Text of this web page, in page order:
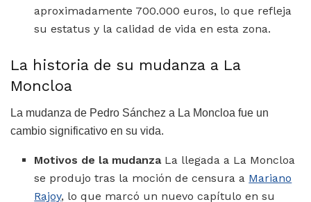
aproximadamente 700.000 euros, lo que refleja
su estatus y la calidad de vida en esta zona.
La historia de su mudanza a La
Moncloa
La mudanza de Pedro Sánchez a La Moncloa fue un
cambio significativo en su vida.
Motivos de la mudanzaLa llegada a La Moncloa
se produjo tras la moción de censura a Mariano
Rajoy, lo que marcó un nuevo capítulo en su